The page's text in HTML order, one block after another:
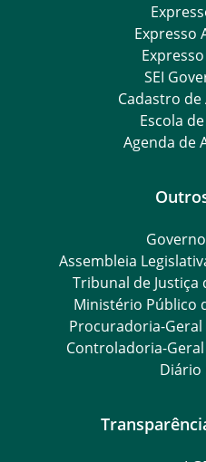
Expresso
SEI
Cadastro
Escola
Agenda de
Assembleia
Tribunal de Justiça
Ministério Público
Procuradoria-Geral
Controladoria-
Diário